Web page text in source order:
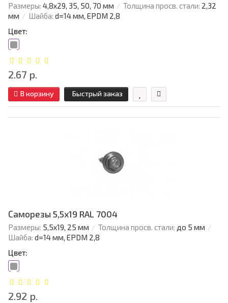
Размеры: 4,8х29, 35, 50, 70 мм Толщина просв. стали: 2,32
мм
Шайба: d=14 мм, EPDM 2,8
Цвет:
2.67 р.
В корзину Быстрый заказ
Саморезы 5,5х19 RAL 7004
Размеры: 5,5х19, 25 мм Толщина просв. стали: до 5 мм
Шайба: d=14 мм, EPDM 2,8
Цвет:
2.92 р.